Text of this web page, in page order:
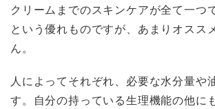
クリームまでのスキンケアが全て一つ
という優れものですが、あまりオスス
ん。
人によってそれぞれ、必要な水分量や
す。自分の持っている生理機能の他に